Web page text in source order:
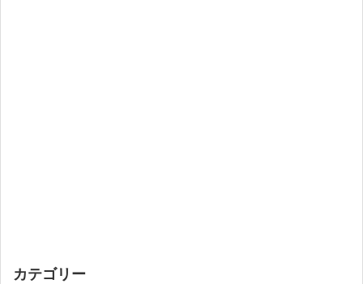
カテゴリー